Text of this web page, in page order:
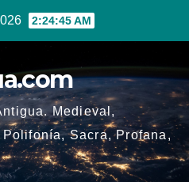
2:24:46 AM
Medieval,
Sacra, Profana,